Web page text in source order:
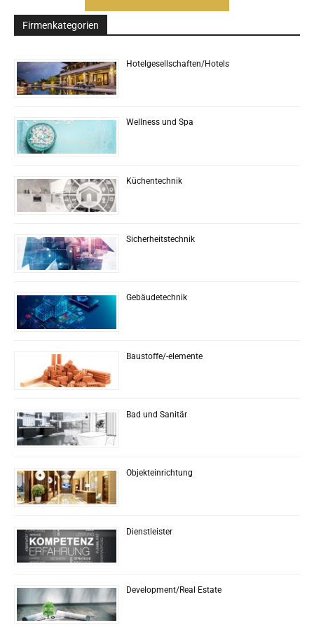
Firmenkategorien
Hotelgesellschaften/Hotels
Wellness und Spa
Küchentechnik
Sicherheitstechnik
Gebäudetechnik
Baustoffe/-elemente
Bad und Sanitär
Objekteinrichtung
Dienstleister
Development/Real Estate